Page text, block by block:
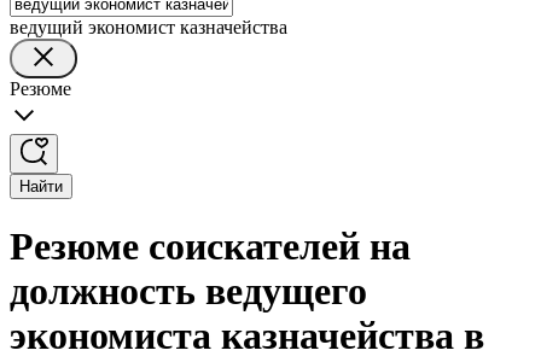
ведущий экономист казначейства
Резюме
Найти
Резюме соискателей на
должность ведущего
экономиста казначейства в